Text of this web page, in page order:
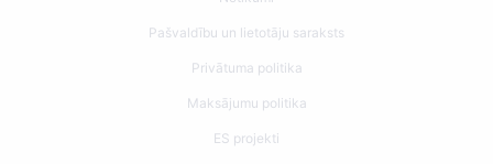
Pašvaldību un lietotāju saraksts
Privātuma politika
Maksājumu politika
ES projekti